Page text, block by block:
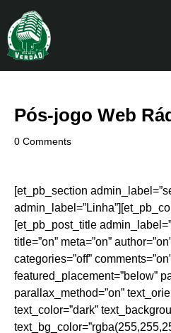
Pós-jogo Web
0 Comments
[et_pb_section
[et_pb_post_title
title=”on” meta=”on”
categories=”off”
featured_placement=”below”
parallax_method=”on”
text_color=”dark”